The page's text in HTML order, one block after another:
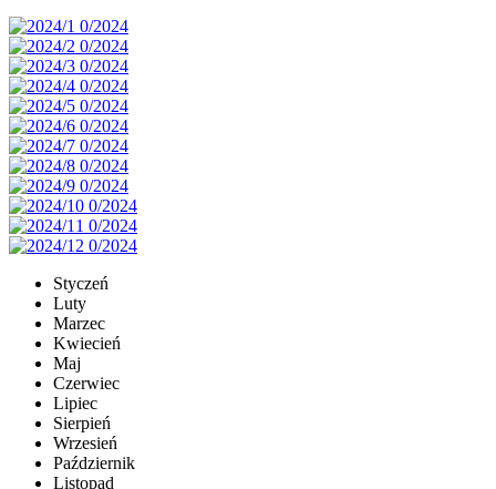
Styczeń
Luty
Marzec
Kwiecień
Maj
Czerwiec
Lipiec
Sierpień
Wrzesień
Październik
Listopad